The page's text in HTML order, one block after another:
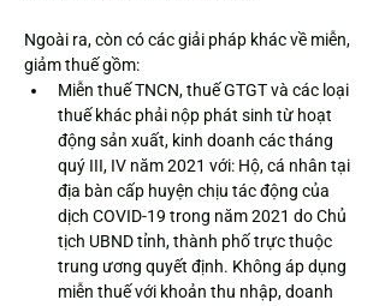
Ngoài ra, còn có các giải pháp khác về miễn,
giảm thuế gồm:
Miễn thuế TNCN, thuế GTGT và các loại
thuế khác phải nộp phát sinh từ hoạt
động sản xuất, kinh doanh các tháng
quý III, IV năm 2021 với: Hộ, cá nhân tại
địa bàn cấp huyện chịu tác động của
dịch COVID-19 trong năm 2021 do Chủ
tịch UBND tỉnh, thành phố trực thuộc
trung ương quyết định. Không áp dụng
miễn thuế với khoản thu nhập, doanh